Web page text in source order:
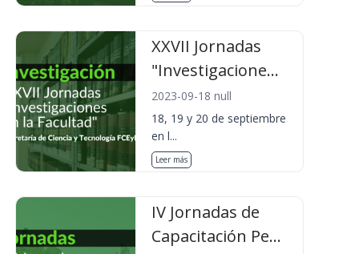
XXVII Jornadas
"Investigacione...
2023-09-18 null
18, 19 y 20 de septiembre
en l...
Leer más
IV Jornadas de
Capacitación Pe...